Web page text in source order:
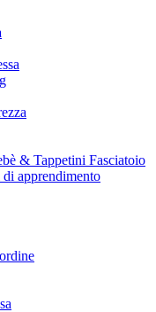
& Tappetini Fasciatoio
apprendimento